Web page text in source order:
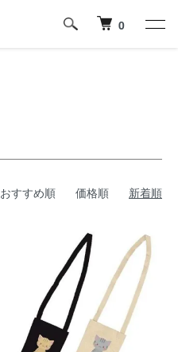
0
おすすめ順 価格順 新着順